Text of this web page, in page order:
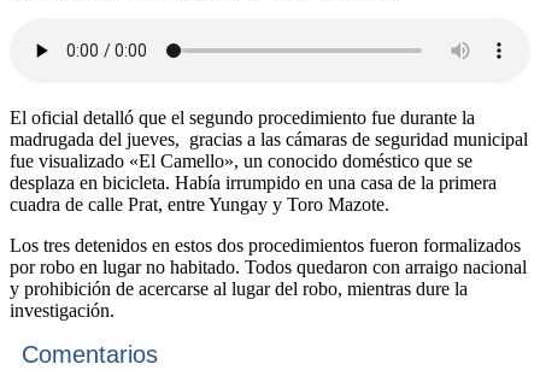
El oficial detalló que el segundo procedimiento fue durante la
madrugada del jueves, gracias a las cámaras de seguridad municipal
fue visualizado «El Camello», un conocido doméstico que se
desplaza en bicicleta. Había irrumpido en una casa de la primera
cuadra de calle Prat, entre Yungay y Toro Mazote.
Los tres detenidos en estos dos procedimientos fueron formalizados
por robo en lugar no habitado. Todos quedaron con arraigo nacional
y prohibición de acercarse al lugar del robo, mientras dure la
investigación.
Comentarios